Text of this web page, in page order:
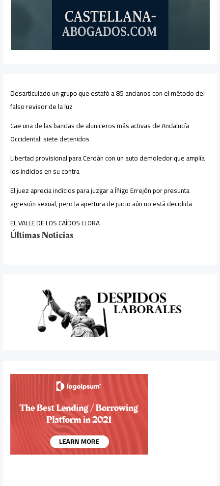
Desarticulado un grupo que estafó a 85 ancianos con el método del
falso revisor de la luz
Cae una de las bandas de aluniceros más activas de Andalucía
Occidental: siete detenidos
Libertad provisional para Cerdán con un auto demoledor que amplía
los indicios en su contra
El juez aprecia indicios para juzgar a Íñigo Errejón por presunta
agresión sexual, pero la apertura de juicio aún no está decidida
EL VALLE DE LOS CAÍDOS LLORA
Últimas Noticias